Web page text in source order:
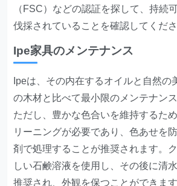
（FSC）などの認証を探して、持続
伐採されていることを確認してくださ
Ipe家具のメンテナンス
Ipeは、その内在するオイルと自然の
の木材と比べて最小限のメンテナン
ただし、豊かな色合いを維持するた
リーニングが必要であり、色あせを
剤で処理することが推奨されます。
しい石鹸溶液を使用し、その後に清
推奨され、外観を保つことができます